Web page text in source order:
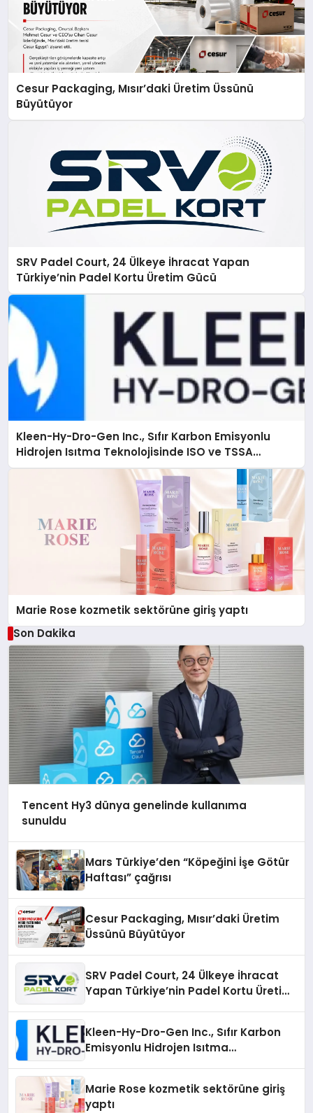
Cesur Packaging, Mısır’daki Üretim Üssünü
Büyütüyor
SRV Padel Court, 24 Ülkeye İhracat Yapan
Türkiye’nin Padel Kortu Üretim Gücü
Kleen-Hy-Dro-Gen Inc., Sıfır Karbon Emisyonlu
Hidrojen Isıtma Teknolojisinde ISO ve TSSA
Düzenleyici Onaylarını Aldı
Marie Rose kozmetik sektörüne giriş yaptı
Son Dakika
Tencent Hy3 dünya genelinde kullanıma
sunuldu
Mars Türkiye’den “Köpeğini İşe Götür
Haftası” çağrısı
Cesur Packaging, Mısır’daki Üretim
Üssünü Büyütüyor
SRV Padel Court, 24 Ülkeye İhracat
Yapan Türkiye’nin Padel Kortu Üretim
Kleen-Hy-Dro-Gen Inc., Sıfır Karbon
Emisyonlu Hidrojen Isıtma
Marie Rose kozmetik sektörüne giriş
yaptı